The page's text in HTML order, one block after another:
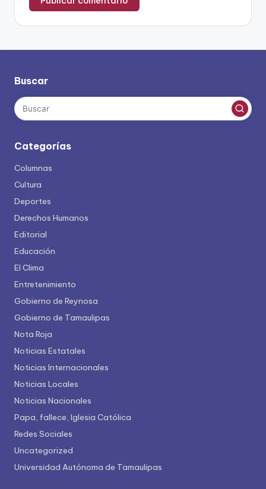
Buscar
Categorías
Columnas
Cultura
Deportes
Derechos Humanos
Editorial
Educación
El Clima
Entretenimiento
Gobierno de Reynosa
Gobierno de Tamaulipas
Nota Roja
Noticias Estatales
Noticias Internacionales
Noticias Locales
Noticias Nacionales
Papa, fallece, Iglesia Católica
Redes Sociales
Uncategorized
Universidad Autónoma de Tamaulipas